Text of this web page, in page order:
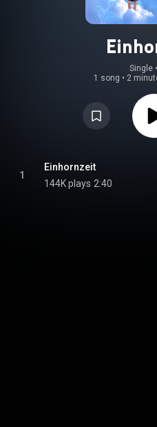
Single •
1 song • 2
1
Einhornzeit
144K plays 2:40